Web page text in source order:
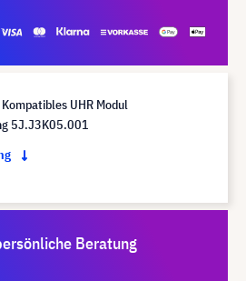
UHR Modul
5J.J3K05.001
Beratung